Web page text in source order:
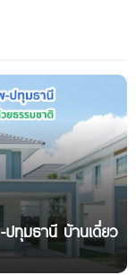
ปทุมธานี บ้านเดี่ยว